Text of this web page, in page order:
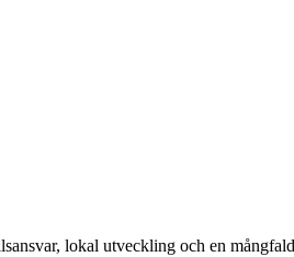
lokal utveckling och en